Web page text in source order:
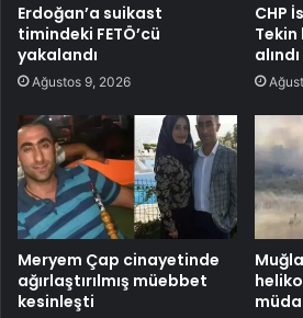
Erdoğan’a suikast
timindeki FETÖ’cü
yakalandı
Ağustos 9, 2026
CHP
Meryem Çap cinayetinde
ağırlaştırılmış müebbet
kesinleşti